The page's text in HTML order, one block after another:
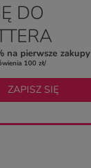
DO
na pierwsze zakupy
100 zł/
ZAPISZ SIĘ